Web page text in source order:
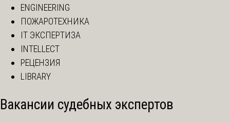
ENGINEERING
ПОЖАРОТЕХНИКА
IT ЭКСПЕРТИЗА
INTELLECT
РЕЦЕНЗИЯ
LIBRARY
Вакансии судебных экспертов